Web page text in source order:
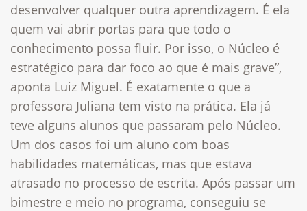
desenvolver qualquer outra aprendizagem. É ela
quem vai abrir portas para que todo o
conhecimento possa fluir. Por isso, o Núcleo é
estratégico para dar foco ao que é mais grave”,
aponta Luiz Miguel. É exatamente o que a
professora Juliana tem visto na prática. Ela já
teve alguns alunos que passaram pelo Núcleo.
Um dos casos foi um aluno com boas
habilidades matemáticas, mas que estava
atrasado no processo de escrita. Após passar um
bimestre e meio no programa, conseguiu se